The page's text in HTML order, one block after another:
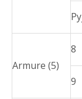
Armure (5)
8
9